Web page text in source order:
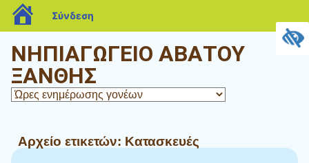
ΝΗΠΙΑΓΩΓΕΙΟ ΑΒΑΤΟΥ
ΞΑΝΘΗΣ
Αρχείο ετικετών: Κατασκευές
blogs.sch.gr
Σύνδεση